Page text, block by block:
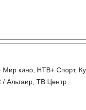
кино, НТВ+ Спорт,
Альтаир, ТВ Центр